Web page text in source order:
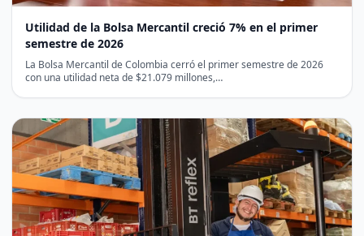
Utilidad de la Bolsa Mercantil creció 7% en el primer
semestre de 2026
La Bolsa Mercantil de Colombia cerró el primer semestre de 2026
con una utilidad neta de $21.079 millones,…